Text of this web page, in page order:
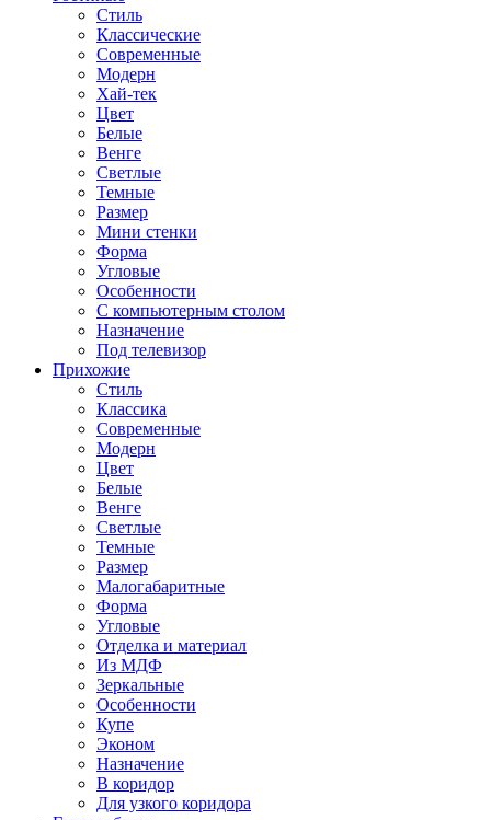
Стиль
Классические
Современные
Модерн
Хай-тек
Цвет
Белые
Венге
Светлые
Темные
Размер
Мини стенки
Форма
Угловые
Особенности
С компьютерным столом
Назначение
Под телевизор
Прихожие
Стиль
Классика
Современные
Модерн
Цвет
Белые
Венге
Светлые
Темные
Размер
Малогабаритные
Форма
Угловые
Отделка и материал
Из МДФ
Зеркальные
Особенности
Купе
Эконом
Назначение
В коридор
Для узкого коридора